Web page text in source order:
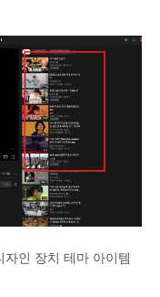
인 장치 테마 아이템